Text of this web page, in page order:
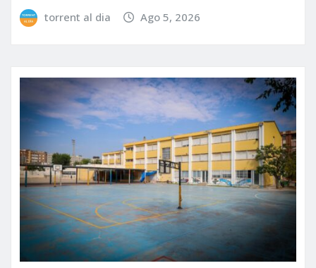
torrent al dia Ago 5, 2026